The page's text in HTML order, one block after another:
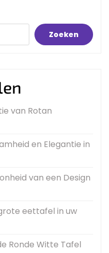
Zoeken
van Rotan
en Elegantie in
van een Design
eettafel in uw
Ronde Witte Tafel